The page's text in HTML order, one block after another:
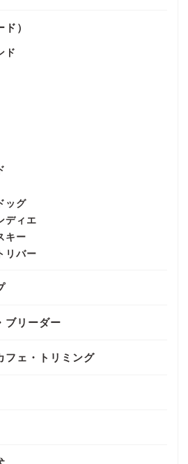
）
ド
ッグ
ディエ
キー
リバー
ブリーダー
フェ・トリミング